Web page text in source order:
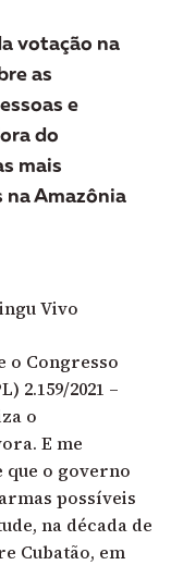
votação na
as
e
do
mais
Amazônia
Vivo
o Congresso
2.159/2021 –
o
E me
que o governo
possíveis
na década de
Cubatão, em